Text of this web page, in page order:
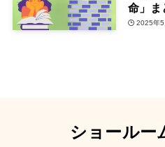
命」ま
2025年5
ショールー